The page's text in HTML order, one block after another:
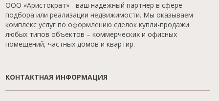
ООО «Аристократ» - ваш надежный партнер в сфере
подбора или реализации недвижимости. Мы оказываем
комплекс услуг по оформлению сделок купли-продажи
любых типов объектов – коммерческих и офисных
помещений, частных домов и квартир.
КОНТАКТНАЯ ИНФОРМАЦИЯ